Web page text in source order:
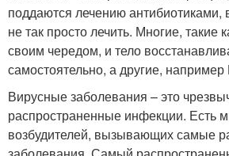
поддаются лечению
не так просто лечить. Многие,
своим чередом, и тело
самостоятельно, а другие,
Вирусные заболевания – это
распространенные инфекции. Есть
возбудителей, вызывающих самые